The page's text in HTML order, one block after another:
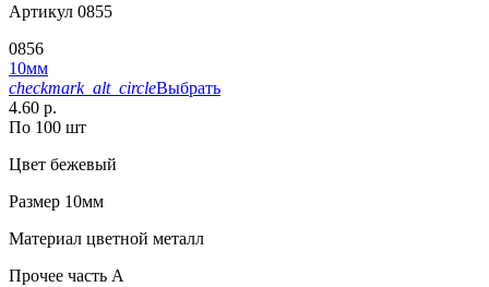
Артикул 0855
0856
10мм
checkmark_alt_circleВыбрать
4.60 р.
По 100 шт
Цвет бежевый
Размер 10мм
Материал цветной металл
Прочее часть A